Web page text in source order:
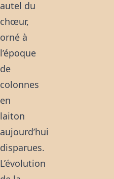
autel du
chœur,
orné à
l’époque
de
colonnes
en
laiton
aujourd’hui
disparues.
L’évolution